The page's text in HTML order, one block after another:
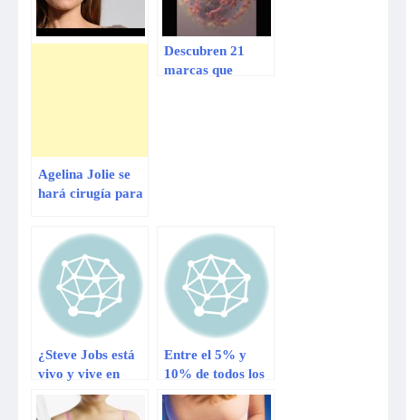
Agelina Jolie se
hará cirugía para
ovarios
Descubren 21
marcas que
¿Steve Jobs está
vivo y vive en
Sudamérica?
Entre el 5% y
10% de todos los
casos de cáncer se
deben a factores